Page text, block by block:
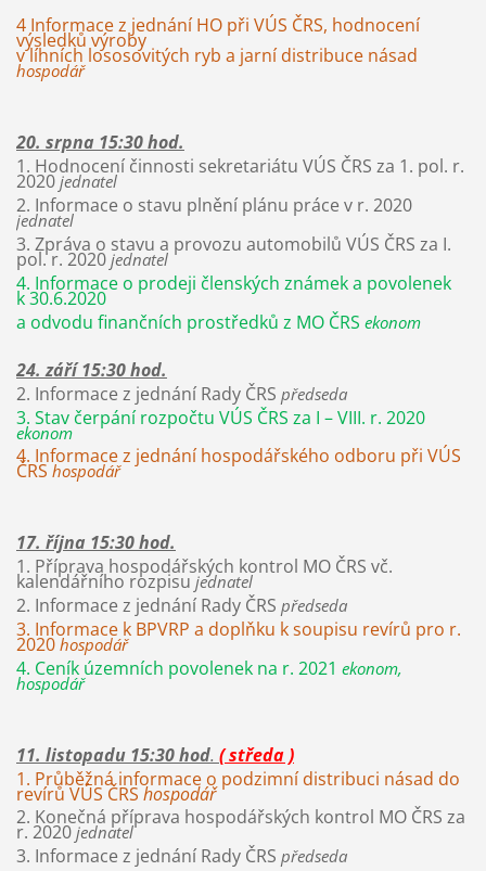
4 Informace z jednání HO při VÚS ČRS, hodnocení
výsledků výroby
v líhních lososovitých ryb a jarní distribuce násad
hospodář
20. srpna 15:30 hod.
1. Hodnocení činnosti sekretariátu VÚS ČRS za 1. pol. r.
2020 jednatel
2. Informace o stavu plnění plánu práce v r. 2020
jednatel
3. Zpráva o stavu a provozu automobilů VÚS ČRS za I.
pol. r. 2020 jednatel
4. Informace o prodeji členských známek a povolenek
k 30.6.2020
a odvodu finančních prostředků z MO ČRS ekonom
24. září 15:30 hod.
2. Informace z jednání Rady ČRS předseda
3. Stav čerpání rozpočtu VÚS ČRS za I – VIII. r. 2020
ekonom
4. Informace z jednání hospodářského odboru při VÚS
ČRS hospodář
17. října 15:30 hod.
1. Příprava hospodářských kontrol MO ČRS vč.
kalendářního rozpisu jednatel
2. Informace z jednání Rady ČRS předseda
3. Informace k BPVRP a doplňku k soupisu revírů pro r.
2020 hospodář
4. Ceník územních povolenek na r. 2021 ekonom,
hospodář
11. listopadu 15:30 hod. ( středa )
1. Průběžná informace o podzimní distribuci násad do
revírů VÚS ČRShospodář
2. Konečná příprava hospodářských kontrol MO ČRS za
r. 2020 jednatel
3. Informace z jednání Rady ČRS předseda